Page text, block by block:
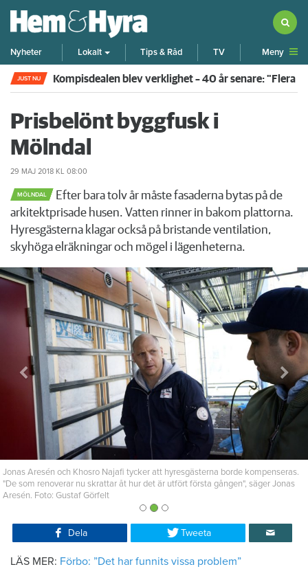
Nyheter Lokalt Tips & Råd TV Meny
JUST NU Kompisdealen blev verklighet – 40 år senare: "Flera
Prisbelönt byggfusk i
Mölndal
29 MAJ 2018 KL 08:00
MÖLNDAL
Efter bara tolv år måste fasaderna bytas på de
arkitektprisade husen. Vatten rinner in bakom plattorna.
Hyresgästerna klagar också på bristande ventilation,
skyhöga elräkningar och mögel i lägenheterna.
borde kompenseras.
gången", säger Jonas
Foto: Gustaf Görfelt
Föregående
Dela Tweeta
LÄS MER: Förbo: ”Det har funnits vissa problem”